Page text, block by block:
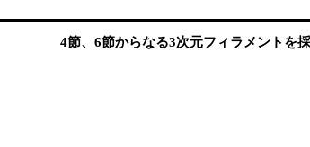
4節、6節からなる3次元フィラメントを